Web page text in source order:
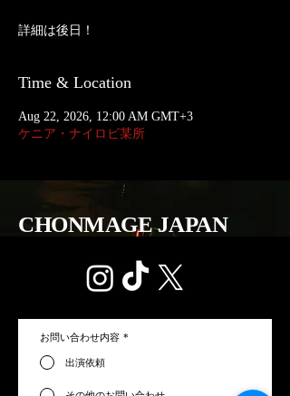
詳細は後日！
Time & Location
Aug 22, 2026, 12:00 AM GMT+3
ケニア・ナイロビ某所
CHONMAGE JAPAN
お問い合わせ内容 *
出演依頼